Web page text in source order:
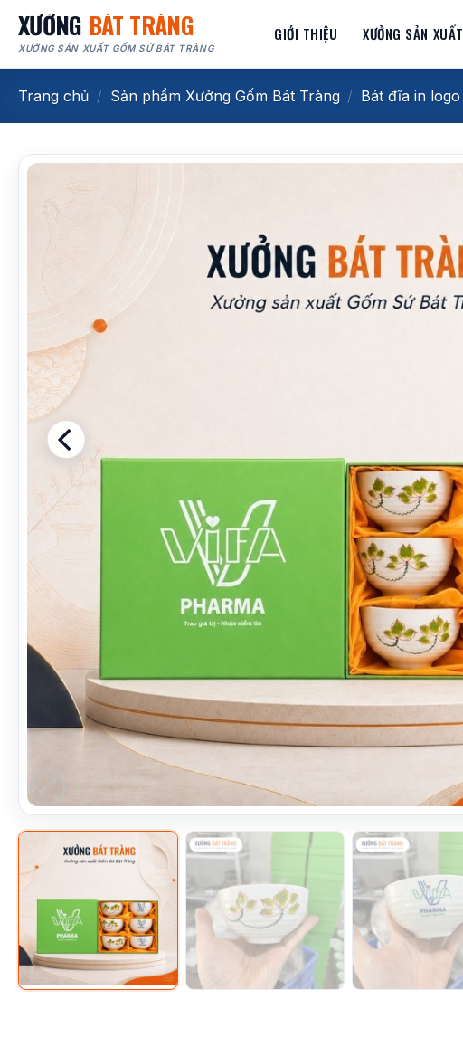
quaXƯỞNG BÁT TRÀNG
XƯỞNG SẢN XUẤT GỐM SỨ BÁT TRÀNG
GIỚI THIỆU XƯỞNG SẢN XUẤT
Trang chủ / Sản phẩm Xưởng Gốm Bát Tràng / Bát đĩa in logo